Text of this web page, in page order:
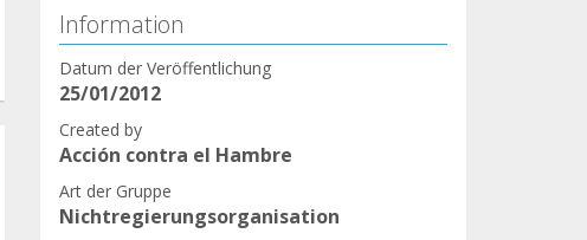
Information
Datum der Veröffentlichung
25/01/2012
Created by
Acción contra el Hambre
Art der Gruppe
Nichtregierungsorganisation